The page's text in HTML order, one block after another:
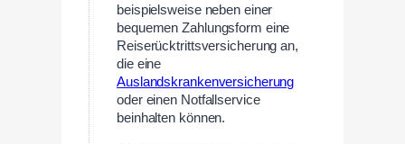
beispielsweise neben einer
bequemen Zahlungsform eine
Reiserücktrittsversicherung an,
die eine
Auslandskrankenversicherung
oder einen Notfallservice
beinhalten können.